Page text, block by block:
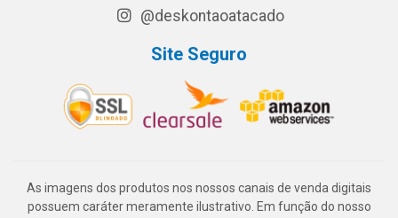
@deskontaoatacado
Site Seguro
As imagens dos produtos nos nossos canais de venda digitais
possuem caráter meramente ilustrativo. Em função do nosso